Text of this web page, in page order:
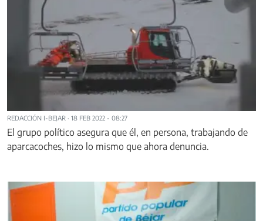
REDACCIÓN I-BEJAR · 18 FEB 2022 - 08:27
El grupo político asegura que él, en persona, trabajando de
aparcacoches, hizo lo mismo que ahora denuncia.